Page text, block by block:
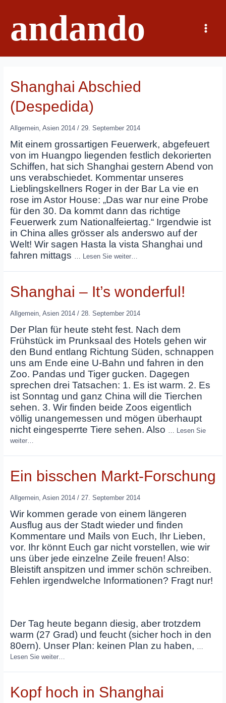
springenandando
Main
Menu
Shanghai Abschied
(Despedida)
Allgemein, Asien 2014/ 29. September 2014
Mit einem grossartigen Feuerwerk, abgefeuert
von im Huangpo liegenden festlich dekorierten
Schiffen, hat sich Shanghai gestern Abend von
uns verabschiedet. Kommentar unseres
Lieblingskellners Roger in der Bar La vie en
rose im Astor House: „Das war nur eine Probe
für den 30. Da kommt dann das richtige
Feuerwerk zum Nationalfeiertag.“ Irgendwie ist
in China alles grösser als anderswo auf der
Welt! Wir sagen Hasta la vista Shanghai und
fahren mittags
Lesen Sie weiter…
Shanghai – It’s wonderful!
Allgemein, Asien 2014/ 28. September 2014
Der Plan für heute steht fest. Nach dem
Frühstück im Prunksaal des Hotels gehen wir
den Bund entlang Richtung Süden, schnappen
uns am Ende eine U-Bahn und fahren in den
Zoo. Pandas und Tiger gucken. Dagegen
sprechen drei Tatsachen: 1. Es ist warm. 2. Es
ist Sonntag und ganz China will die Tierchen
sehen. 3. Wir finden beide Zoos eigentlich
völlig unangemessen und mögen überhaupt
nicht eingesperrte Tiere sehen. Also
Lesen Sie
weiter…
Ein bisschen Markt-Forschung
Allgemein, Asien 2014/ 27. September 2014
Wir kommen gerade von einem längeren
Ausflug aus der Stadt wieder und finden
Kommentare und Mails von Euch, Ihr Lieben,
vor. Ihr könnt Euch gar nicht vorstellen, wie wir
uns über jede einzelne Zeile freuen! Also:
Bleistift anspitzen und immer schön schreiben.
Fehlen irgendwelche Informationen? Fragt nur!
Der Tag heute begann diesig, aber trotzdem
warm (27 Grad) und feucht (sicher hoch in den
80ern). Unser Plan: keinen Plan zu haben,
Lesen Sie weiter…
Kopf hoch in Shanghai